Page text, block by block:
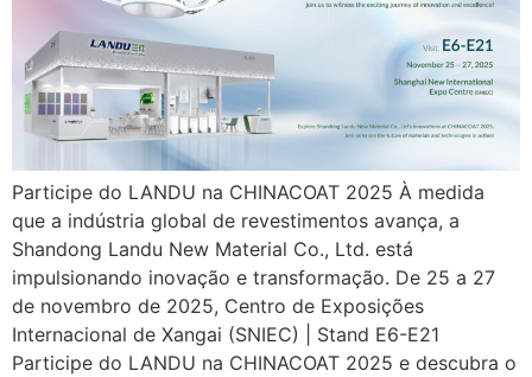
Participe do LANDU na CHINACOAT 2025 À medida
que a indústria global de revestimentos avança, a
Shandong Landu New Material Co., Ltd. está
impulsionando inovação e transformação. De 25 a 27
de novembro de 2025, Centro de Exposições
Internacional de Xangai (SNIEC) | Stand E6-E21
Participe do LANDU na CHINACOAT 2025 e descubra o